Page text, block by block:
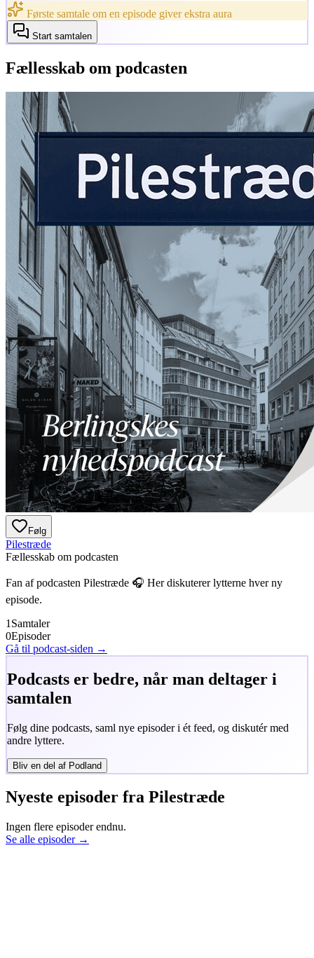
Første samtale om en episode giver ekstra aura
Start samtalen
Fællesskab om podcasten
Følg
Pilestræde
Fællesskab om podcasten
Fan af podcasten Pilestræde 🎧 Her diskuterer lytterne hver ny
episode.
1 Samtaler
0Episoder
Gå til podcast-siden →
Podcasts er bedre, når man deltager i
samtalen
Følg dine podcasts, saml nye episoder i ét feed, og diskutér med
andre lyttere.
Bliv en del af Podland
Nyeste episoder fra Pilestræde
Ingen flere episoder endnu.
Se alle episoder →